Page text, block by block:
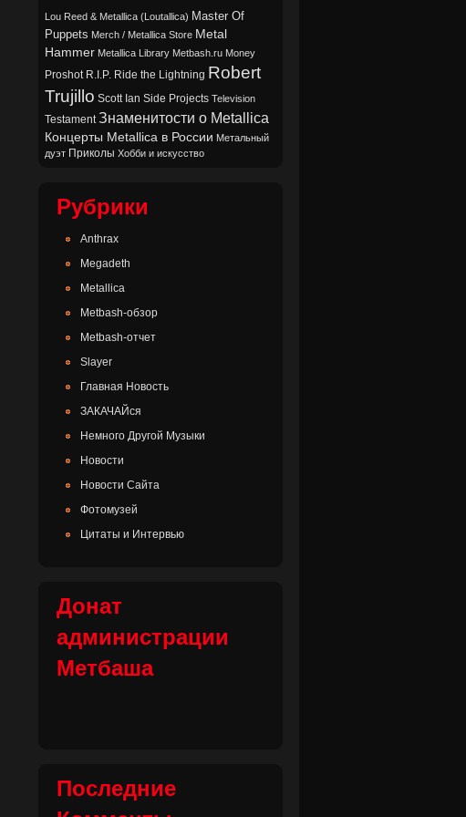
Lou Reed & Metallica (Loutallica) Master Of
Puppets Merch / Metallica Store Metal
Hammer Metallica Library Metbash.ru Money
Proshot R.I.P. Ride the Lightning Robert
Trujillo Scott Ian Side Projects Television
Testament Знаменитости о Metallica
Концерты Metallica в России Метальный
дуэт Приколы Хобби и искусство
Рубрики
Anthrax
Megadeth
Metallica
Metbash-обзор
Metbash-отчет
Slayer
Главная Новость
ЗАКАЧАЙся
Немного Другой Музыки
Новости
Новости Сайта
Фотомузей
Цитаты и Интервью
Донат
администрации
Метбаша
Последние